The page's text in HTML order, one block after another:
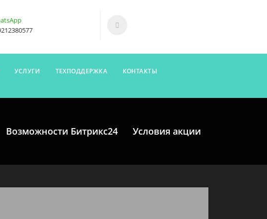
УСЛУГИ ТЕХПОДДЕРЖКА
КОНТАКТЫ
Возможности Битрикс24 Условия акции